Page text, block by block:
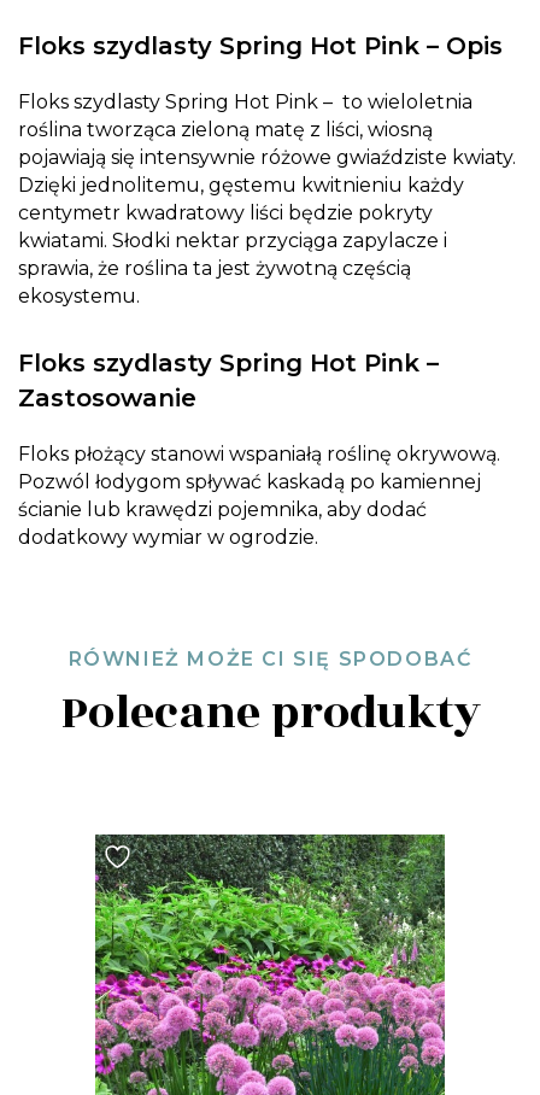
Floks szydlasty Spring Hot Pink – Opis
Floks szydlasty Spring Hot Pink – to wieloletnia
roślina tworząca zieloną matę z liści, wiosną
pojawiają się intensywnie różowe gwiaździste kwiaty.
Dzięki jednolitemu, gęstemu kwitnieniu każdy
centymetr kwadratowy liści będzie pokryty
kwiatami. Słodki nektar przyciąga zapylacze i
sprawia, że roślina ta jest żywotną częścią
ekosystemu.
Floks szydlasty Spring Hot Pink –
Zastosowanie
Floks płożący stanowi wspaniałą roślinę okrywową.
Pozwól łodygom spływać kaskadą po kamiennej
ścianie lub krawędzi pojemnika, aby dodać
dodatkowy wymiar w ogrodzie.
RÓWNIEŻ MOŻE CI SIĘ SPODOBAĆ
Polecane produkty